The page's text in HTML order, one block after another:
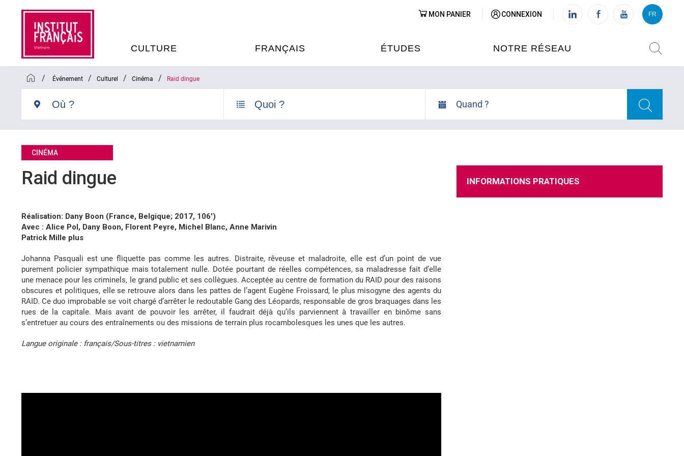
CULTURE
EVÉNEMENTS
RÉSIDENCES D'ARTISTES
FRANÇAIS
ET ÉDUCATIVE
ÉTUDES NOTRE RÉSEAU
VIETNAM (IFV)
MON PANIER CONNEXION FR
VI FR
/ Événement / Culturel / Cinéma / Raid dingue
Quand ?
CINÉMA
Raid dingue
Réalisation: Dany Boon (France, Belgique; 2017, 106′)
Avec : Alice Pol, Dany Boon, Florent Peyre, Michel Blanc, Anne Marivin
Patrick Mille plus
Johanna Pasquali est une fliquette pas comme les autres. Distraite, rêveuse et maladroite, elle est d’un point de vue
purement policier sympathique mais totalement nulle. Dotée pourtant de réelles compétences, sa maladresse fait d’elle
une menace pour les criminels, le grand public et ses collègues. Acceptée au centre de formation du RAID pour des raisons
obscures et politiques, elle se retrouve alors dans les pattes de l’agent Eugène Froissard, le plus misogyne des agents du
RAID. Ce duo improbable se voit chargé d’arrêter le redoutable Gang des Léopards, responsable de gros braquages dans les
rues de la capitale. Mais avant de pouvoir les arrêter, il faudrait déjà qu’ils parviennent à travailler en binôme sans
s’entretuer au cours des entraînements ou des missions de terrain plus rocambolesques les unes que les autres.
Langue originale : français/Sous-titres : vietnamien
INFORMATIONS PRATIQUES